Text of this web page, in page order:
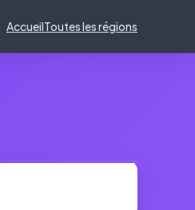
AccueilToutes les régions